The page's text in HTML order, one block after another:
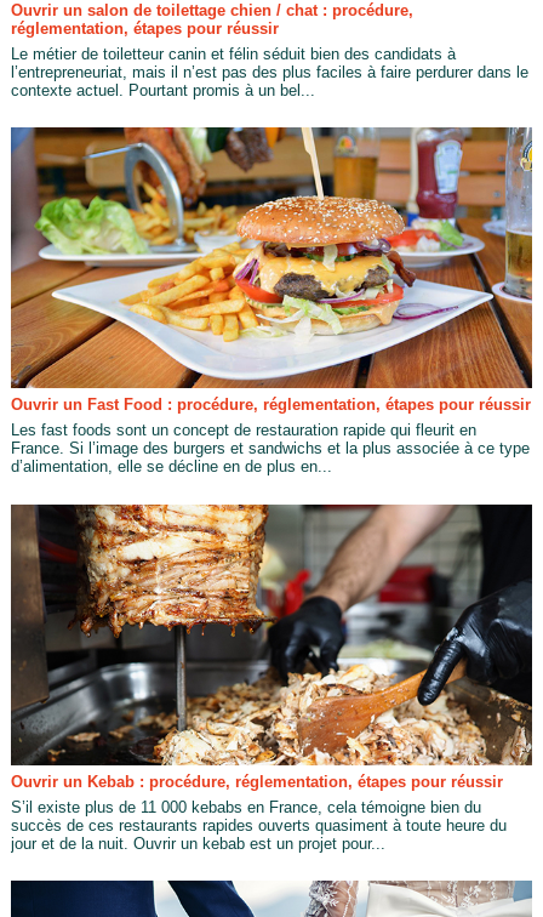
Ouvrir un salon de toilettage chien / chat : procédure,
réglementation, étapes pour réussir
Le métier de toiletteur canin et félin séduit bien des candidats à
l’entrepreneuriat, mais il n’est pas des plus faciles à faire perdurer dans le
contexte actuel. Pourtant promis à un bel...
Ouvrir un Fast Food : procédure, réglementation, étapes pour réussir
Les fast foods sont un concept de restauration rapide qui fleurit en
France. Si l’image des burgers et sandwichs et la plus associée à ce type
d’alimentation, elle se décline en de plus en...
Ouvrir un Kebab : procédure, réglementation, étapes pour réussir
S’il existe plus de 11 000 kebabs en France, cela témoigne bien du
succès de ces restaurants rapides ouverts quasiment à toute heure du
jour et de la nuit. Ouvrir un kebab est un projet pour...